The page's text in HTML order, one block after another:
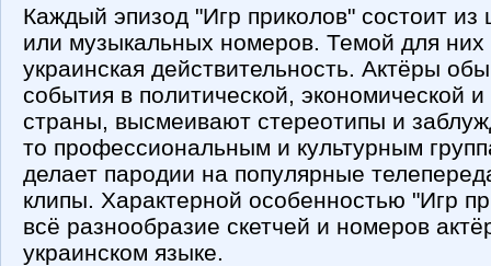
Каждый эпизод "Игр приколов" состоит из
или музыкальных номеров. Темой для них
украинская действительность. Актёры
события в политической, экономической
страны, высмеивают стереотипы и
то профессиональным и культурным
делает пародии на популярные
клипы. Характерной особенностью "Игр
всё разнообразие скетчей и номеров
украинском языке.